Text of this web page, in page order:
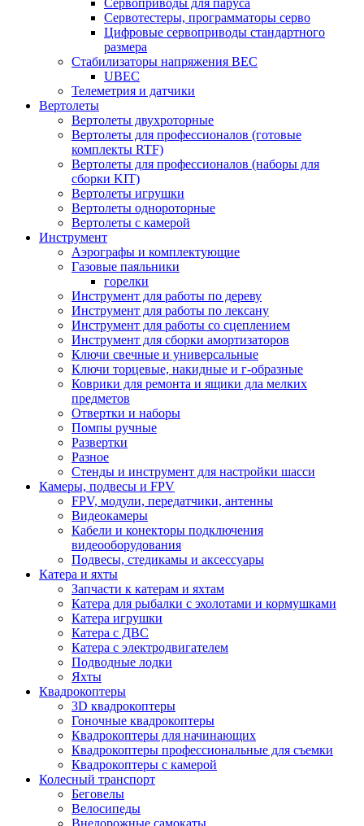
Сервоприводы для паруса
Сервотестеры, программаторы серво
Цифровые сервоприводы стандартного
размера
Стабилизаторы напряжения BEC
UBEC
Телеметрия и датчики
Вертолеты
Вертолеты двухроторные
Вертолеты для профессионалов (готовые
комплекты RTF)
Вертолеты для профессионалов (наборы для
сборки KIT)
Вертолеты игрушки
Вертолеты однороторные
Вертолеты с камерой
Инструмент
Аэрографы и комплектующие
Газовые паяльники
горелки
Инструмент для работы по дереву
Инструмент для работы по лексану
Инструмент для работы со сцеплением
Инструмент для сборки амортизаторов
Ключи свечные и универсальные
Ключи торцевые, накидные и г-образные
Коврики для ремонта и ящики дла мелких
предметов
Отвертки и наборы
Помпы ручные
Развертки
Разное
Стенды и инструмент для настройки шасси
Камеры, подвесы и FPV
FPV, модули, передатчики, антенны
Видеокамеры
Кабели и конекторы подключения
видеооборудования
Подвесы, стедикамы и аксессуары
Катера и яхты
Запчасти к катерам и яхтам
Катера для рыбалки с эхолотами и кормушками
Катера игрушки
Катера с ДВС
Катера с электродвигателем
Подводные лодки
Яхты
Квадрокоптеры
3D квадрокоптеры
Гоночные квадрокоптеры
Квадрокоптеры для начинающих
Квадрокоптеры профессиональные для съемки
Квадрокоптеры с камерой
Колесный транспорт
Беговелы
Велосипеды
Внедорожные самокаты